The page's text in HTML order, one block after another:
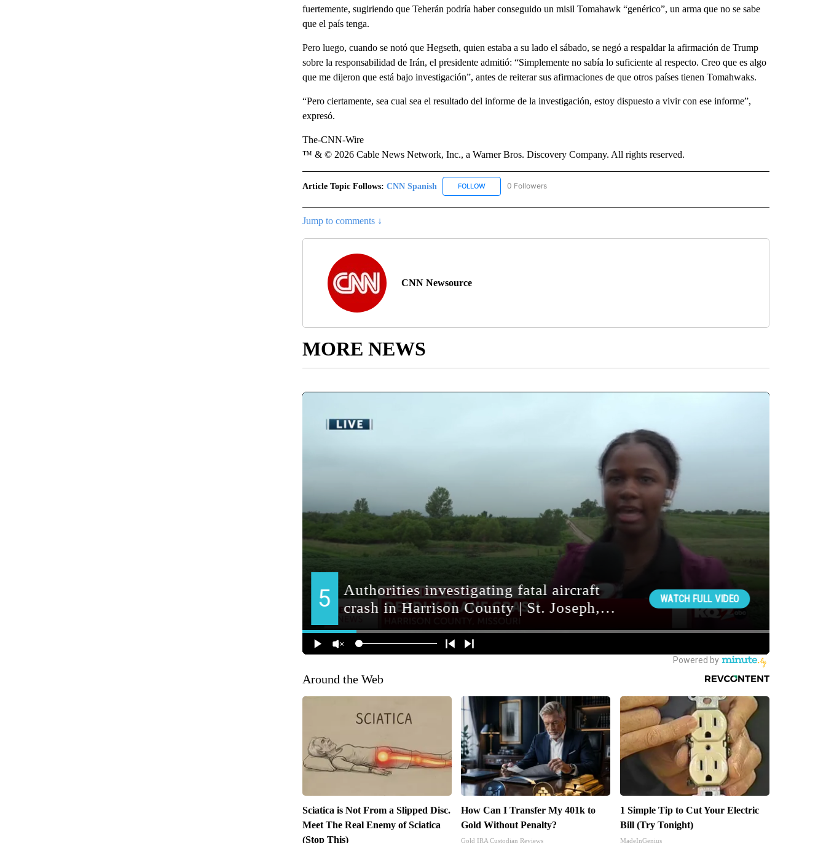
fuertemente, sugiriendo que Teherán podría haber conseguido un misil Tomahawk “genérico”, un arma que no se sabe
que el país tenga.
Pero luego, cuando se notó que Hegseth, quien estaba a su lado el sábado, se negó a respaldar la afirmación de Trump
sobre la responsabilidad de Irán, el presidente admitió: “Simplemente no sabía lo suficiente al respecto. Creo que es algo
que me dijeron que está bajo investigación”, antes de reiterar sus afirmaciones de que otros países tienen Tomahwaks.
“Pero ciertamente, sea cual sea el resultado del informe de la investigación, estoy dispuesto a vivir con ese informe”,
expresó.
The-CNN-Wire
™ & © 2026 Cable News Network, Inc., a Warner Bros. Discovery Company. All rights reserved.
Article Topic Follows: CNN Spanish FOLLOWFOLLOW "CNN SPANISH" TO RECEIVE NOTIFICATIONS ABOUT NEW PAGES ON "CNN SPANISH".
0 Followers
Jump to comments ↓
CNN Newsource
MORE NEWS
Around the Web
Sciatica is Not From a Slipped Disc.
Meet The Real Enemy of Sciatica
(Stop This)
How Can I Transfer My 401k to
Gold Without Penalty?
Gold IRA Custodian Reviews
1 Simple Tip to Cut Your Electric
Bill (Try Tonight)
MadeInGenius